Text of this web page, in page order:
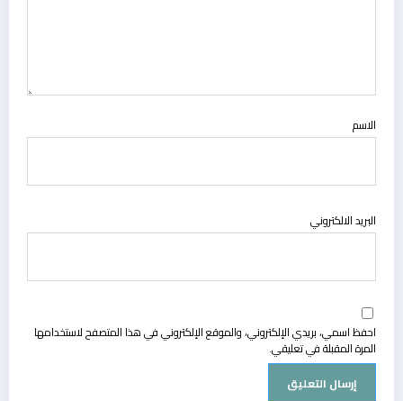
الاسم
البريد الالكتروني
احفظ اسمي، بريدي الإلكتروني، والموقع الإلكتروني في هذا المتصفح لاستخدامها
المرة المقبلة في تعليقي.